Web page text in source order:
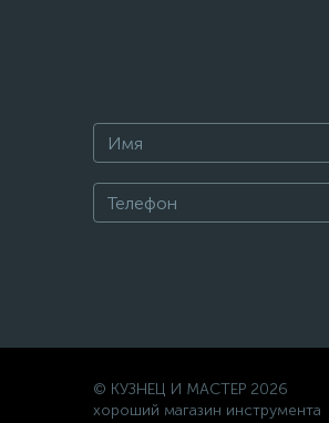
© КУЗНЕЦ И МАСТЕР 2026
хороший магазин инструмента